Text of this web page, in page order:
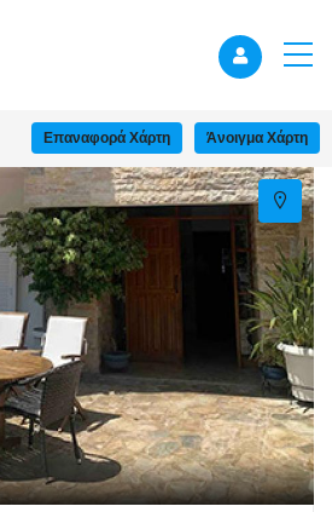
Επαναφορά Χάρτη Άνοιγμα Χάρτη